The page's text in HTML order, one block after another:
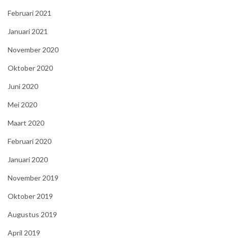
Februari 2021
Januari 2021
November 2020
Oktober 2020
Juni 2020
Mei 2020
Maart 2020
Februari 2020
Januari 2020
November 2019
Oktober 2019
Augustus 2019
April 2019